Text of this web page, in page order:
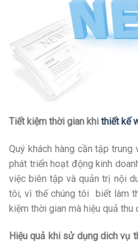
Tiết kiệm thời gian khi thiết kế
Quý khách hàng cần tập
phát triển hoạt động kinh
việc biên tập và quản trị nội
tôi, vì thế chúng tôi biết làm
kiệm thời gian mà hiệu quả thu
Hiệu quả khi sử dụng dich vụ